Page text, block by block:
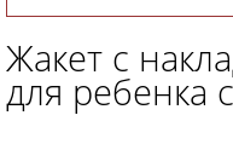
Жакет с
для ребенка